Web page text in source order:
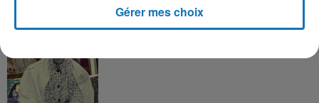
16 mai 2024
Gérer mes choix